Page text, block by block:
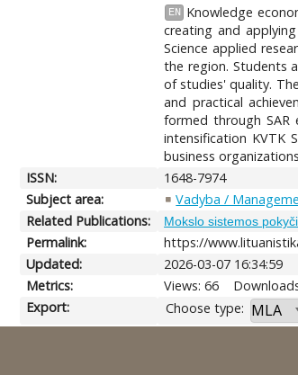
EN
Knowledge
creating and
Science applied
the region. Students
of studies' quality.
and practical
formed through SAR
intensification KVTK
business
ISSN:
1648-7974
Subject area:
Vadyba /
Related Publications:
Mokslo sistemos
Permalink:
https://
Updated:
2026-03-07 16:34:59
Metrics:
Views: 66
Export:
Choose type: